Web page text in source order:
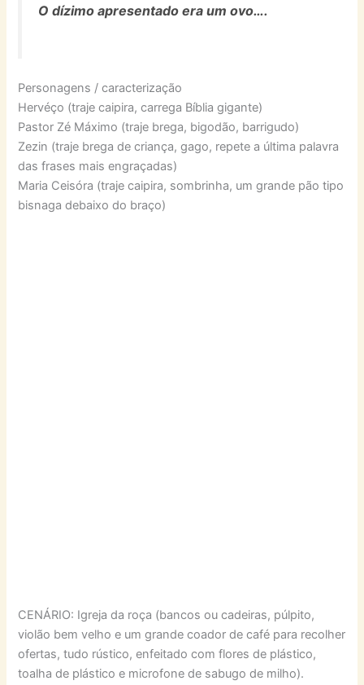
O dízimo apresentado era um ovo….
Personagens / caracterização
Hervéço (traje caipira, carrega Bíblia gigante)
Pastor Zé Máximo (traje brega, bigodão, barrigudo)
Zezin (traje brega de criança, gago, repete a última palavra
das frases mais engraçadas)
Maria Ceisóra (traje caipira, sombrinha, um grande pão tipo
bisnaga debaixo do braço)
CENÁRIO: Igreja da roça (bancos ou cadeiras, púlpito,
violão bem velho e um grande coador de café para recolher
ofertas, tudo rústico, enfeitado com flores de plástico,
toalha de plástico e microfone de sabugo de milho).